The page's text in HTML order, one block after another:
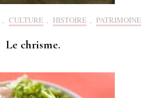
, CULTURE , HISTOIRE , PATRIMOINE
Le chrisme.